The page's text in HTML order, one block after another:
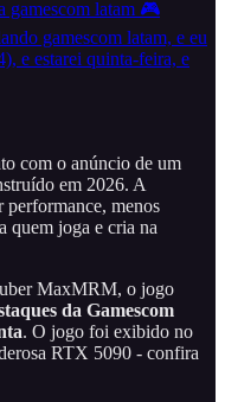
gamescom latam 🎮
gamescom latam, e eu
e estarei quinta-feira, e
com o anúncio de um
em 2026. A
menos
quem joga e cria na
MaxMRM, o jogo
da Gamescom
. O jogo foi exibido no
RTX 5090 - confira